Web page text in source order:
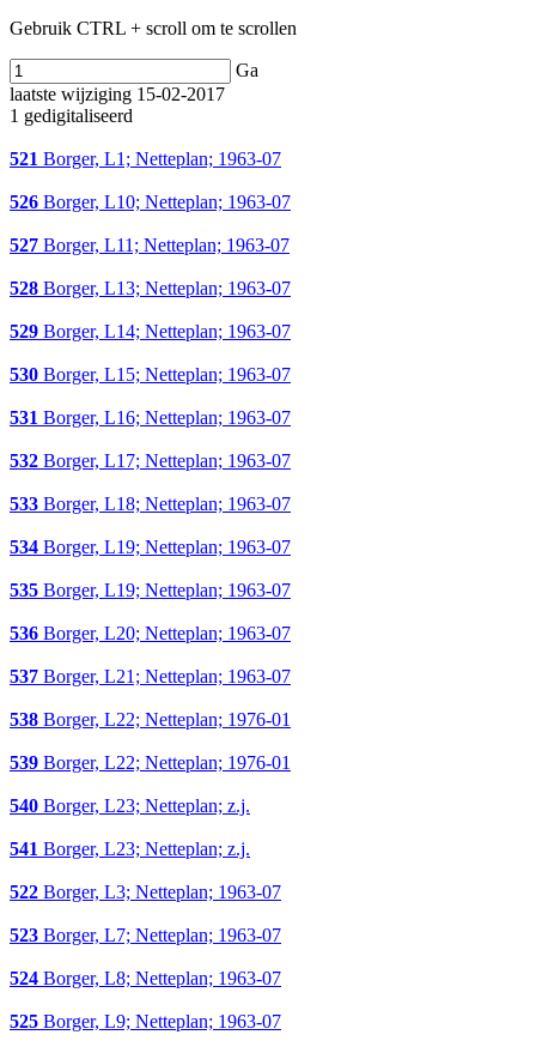
Gebruik CTRL + scroll om te scrollen
Ga
laatste wijziging 15-02-2017
1 gedigitaliseerd
521 Borger, L1; Netteplan; 1963-07
526 Borger, L10; Netteplan; 1963-07
527 Borger, L11; Netteplan; 1963-07
528 Borger, L13; Netteplan; 1963-07
529 Borger, L14; Netteplan; 1963-07
530 Borger, L15; Netteplan; 1963-07
531 Borger, L16; Netteplan; 1963-07
532 Borger, L17; Netteplan; 1963-07
533 Borger, L18; Netteplan; 1963-07
534 Borger, L19; Netteplan; 1963-07
535 Borger, L19; Netteplan; 1963-07
536 Borger, L20; Netteplan; 1963-07
537 Borger, L21; Netteplan; 1963-07
538 Borger, L22; Netteplan; 1976-01
539 Borger, L22; Netteplan; 1976-01
540 Borger, L23; Netteplan; z.j.
541 Borger, L23; Netteplan; z.j.
522 Borger, L3; Netteplan; 1963-07
523 Borger, L7; Netteplan; 1963-07
524 Borger, L8; Netteplan; 1963-07
525 Borger, L9; Netteplan; 1963-07